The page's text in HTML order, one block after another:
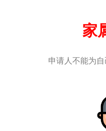
家
申请人不能为